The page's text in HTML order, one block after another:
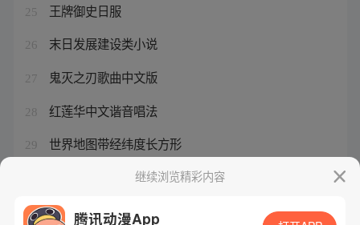
25 王牌御史日服
26 末日发展建设类小说
27 鬼灭之刃歌曲中文版
28 红莲华中文谐音唱法
29 世界地图带经纬度长方形
王牌御史游戏角色介绍继续浏览精彩内容
腾讯动漫App